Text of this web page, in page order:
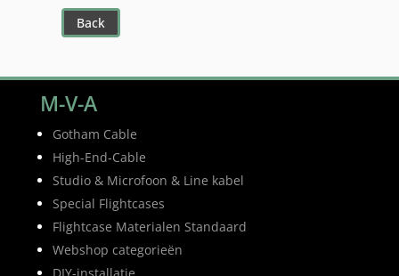
Back
M-V-A
Gotham Cable
High-End-Cable
Studio & Microfoon & Line kabel
Special Flightcases
Flightcase Materialen Standaard
Webshop categorieën